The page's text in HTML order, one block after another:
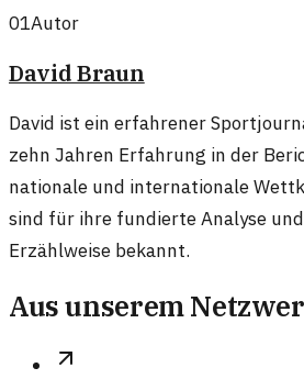
01Autor
David Braun
David ist ein erfahrener
zehn Jahren Erfahrung in der
nationale und internationale
sind für ihre fundierte Analyse
Erzählweise bekannt.
Aus unserem